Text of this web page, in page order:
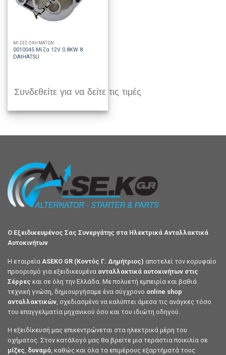
ΜΙΖΕΣ ΟΧΗΜΑΤΩΝ
0010045 Μίζα 12V 0.8KW 8
DAIHATSU
Συνδεθείτε για να δείτε τις τιμές
Ο Εξειδικευμένος Σας Συνεργάτης στα Ηλεκτρικά Ανταλλακτικά
Αυτοκινήτων
Η εταιρεία ASEKO GR (Κοντός Γ. Δημήτριος) αποτελεί τον κορυφαίο
προορισμό για εξειδικευμένα ανταλλακτικά αυτοκινήτων στις
Σέρρες και σε όλη την Ελλάδα. Με πολυετή εμπειρία και βαθιά
τεχνική γνώση, δημιουργήσαμε ένα σύγχρονο online shop
ανταλλακτικών , σχεδιασμένο να καλύπτει άμεσα τις ανάγκες τόσο
του επαγγελματία μηχανικού όσο και του ιδιώτη οδηγού.
Η εξειδίκευσή μας επικεντρώνεται στα ηλεκτρικά μέρη του
οχήματος. Στον κατάλογό μας θα βρείτε μια τεράστια ποικιλία σε
μίζες, δυναμό, καθώς και όλα τα επιμέρους εξαρτήματά τους